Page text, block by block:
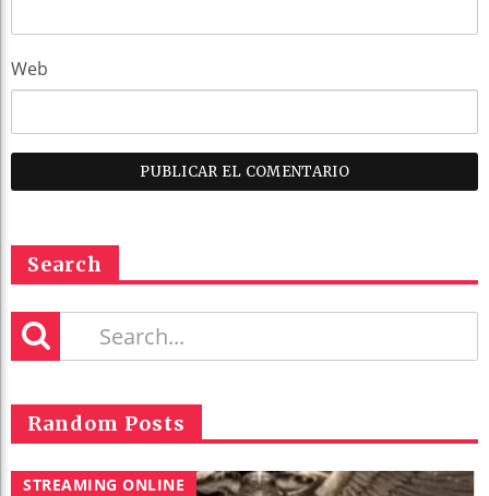
Web
Search
Random Posts
STREAMING ONLINE